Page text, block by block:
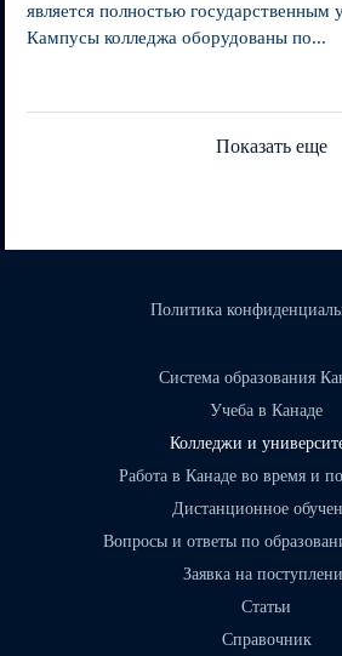
является полностью государственным
Кампусы колледжа оборудованы по...
Показать еще
Политика
Система образования
Учеба в Канаде
Колледжи и
Работа в Канаде во время и
Дистанционное
Вопросы и ответы по
Заявка на
Статьи
Справочник